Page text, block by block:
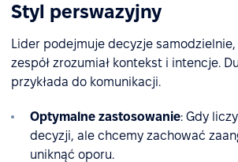
Styl perswazyjny
Lider podejmuje decyzje
zespół zrozumiał kontekst i intencje.
przykłada do komunikacji.
Optymalne zastosowanie: Gdy
decyzji, ale chcemy zachować
uniknąć oporu.